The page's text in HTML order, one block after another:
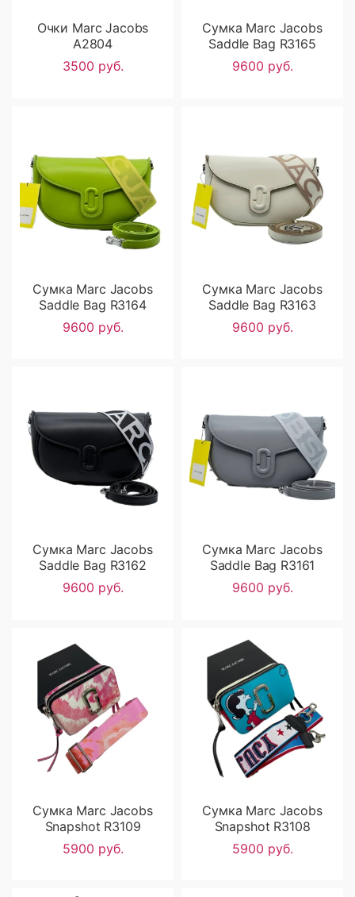
Очки Marc Jacobs
A2804
3500 руб.
Сумка Marc Jacobs
Saddle Bag R3165
9600 руб.
Сумка Marc Jacobs
Saddle Bag R3164
9600 руб.
Сумка Marc Jacobs
Saddle Bag R3163
9600 руб.
Сумка Marc Jacobs
Saddle Bag R3162
9600 руб.
Сумка Marc Jacobs
Saddle Bag R3161
9600 руб.
Сумка Marc Jacobs
Snapshot R3109
5900 руб.
Сумка Marc Jacobs
Snapshot R3108
5900 руб.